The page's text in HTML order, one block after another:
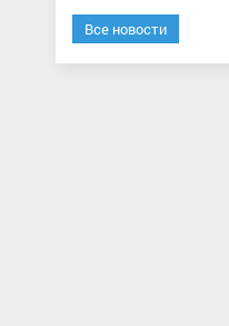
Все новости